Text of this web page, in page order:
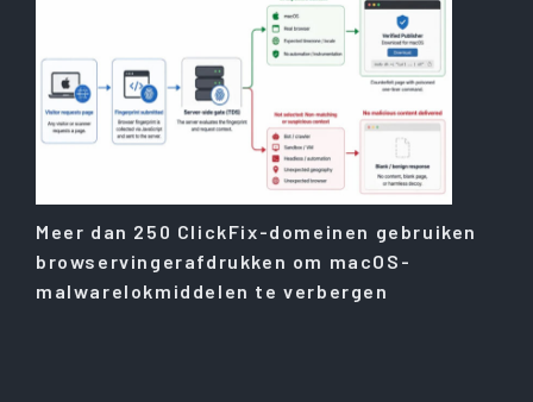
Meer dan 250 ClickFix-domeinen gebruiken
browservingerafdrukken om macOS-
malwarelokmiddelen te verbergen